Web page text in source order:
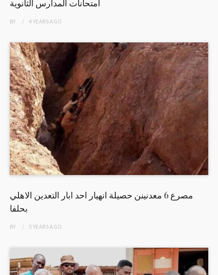
امتحانات المدارس الثانوية
BY 4 YEARSAGO
مصرع 6 معدنينن حصيلة انهيار احد ابار التعدين الاهلي
بحلفا
BY 5 YEARSAGO